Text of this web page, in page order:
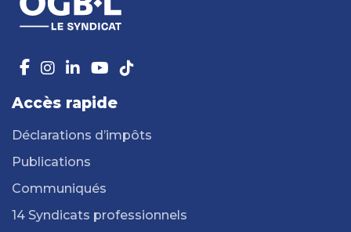
Accès rapide
Déclarations d’impôts
Publications
Communiqués
14 Syndicats professionnels